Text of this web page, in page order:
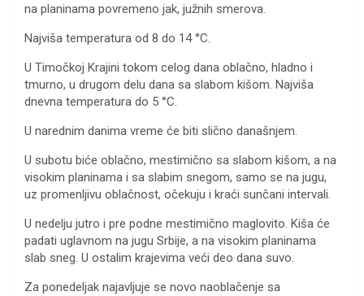
na planinama povremeno jak, južnih smerova.
Najviša temperatura od 8 do 14 °C.
U Timočkoj Krajini tokom celog dana oblačno, hladno i
tmurno, u drugom delu dana sa slabom kišom. Najviša
dnevna temperatura do 5 °C.
U narednim danima vreme će biti slično današnjem.
U subotu biće oblačno, mestimično sa slabom kišom, a na
visokim planinama i sa slabim snegom, samo se na jugu,
uz promenljivu oblačnost, očekuju i kraći sunčani intervali.
U nedelju jutro i pre podne mestimično maglovito. Kiša će
padati uglavnom na jugu Srbije, a na visokim planinama
slab sneg. U ostalim krajevima veći deo dana suvo.
Za ponedeljak najavljuje se novo naoblačenje sa